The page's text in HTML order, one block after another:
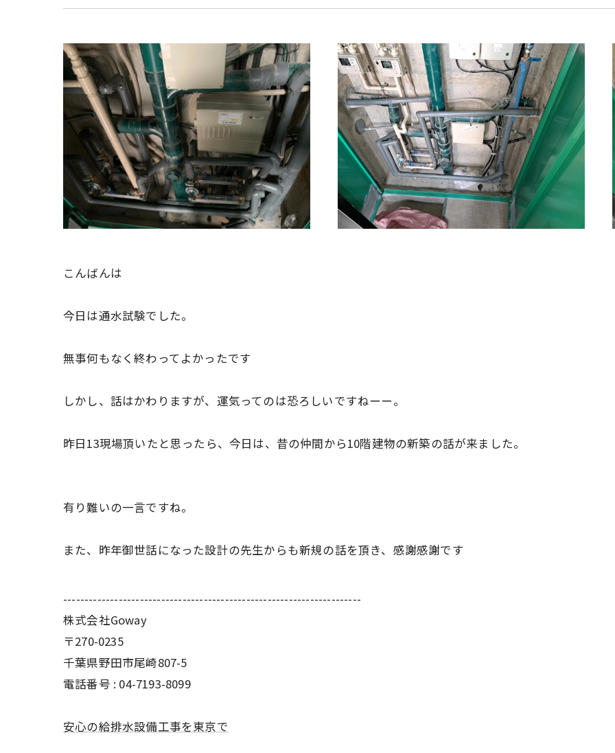
こんばんは
今日は通水試験でした。
無事何もなく終わってよかったです
しかし、話はかわりますが、運気ってのは恐ろしいですねーー。
昨日13現場頂いたと思ったら、今日は、昔の仲間から10階建物の新築の話が来ました。
有り難いの一言ですね。
また、昨年御世話になった設計の先生からも新規の話を頂き、感謝感謝です
----------------------------------------------------------------------
株式会社Goway
〒270-0235
千葉県野田市尾崎807-5
電話番号 : 04-7193-8099
安心の給排水設備工事を東京で